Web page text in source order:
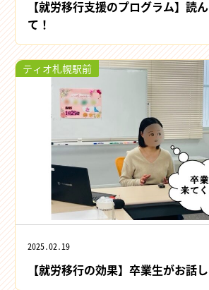
【就労移行支援のプログラム】読
て！
ティオ札幌駅前
2025.02.19
【就労移行の効果】卒業生がお話